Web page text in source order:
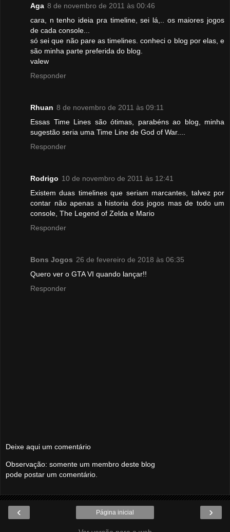
Aga 8 de novembro de 2011 às 00:46
cara, n tenho ideia pra timeline, sei lá,.. os maiores jogos
de cada console...
só sei que não pare as timelines. conheci o blog por elas, e
são minha parte preferida do blog.
valew
Responder
Rhuan 8 de novembro de 2011 às 09:11
Essas Time Lines são ótimas, parabéns ao blog, minha
sugestão seria uma Time Line de God of War....
Responder
Rodrigo 10 de novembro de 2011 às 12:41
Existem duas timelines que seriam marcantes, talvez por
contar não apenas a historia dos jogos mas de todo um
console, The Legend of Zelda e Mario
Responder
Bons Jogos 26 de fevereiro de 2018 às 06:35
Quero ver o GTA VI quando lançar!!
Responder
Deixe aqui um comentário
Observação: somente um membro deste blog
pode postar um comentário.
‹ ›
Página inicial